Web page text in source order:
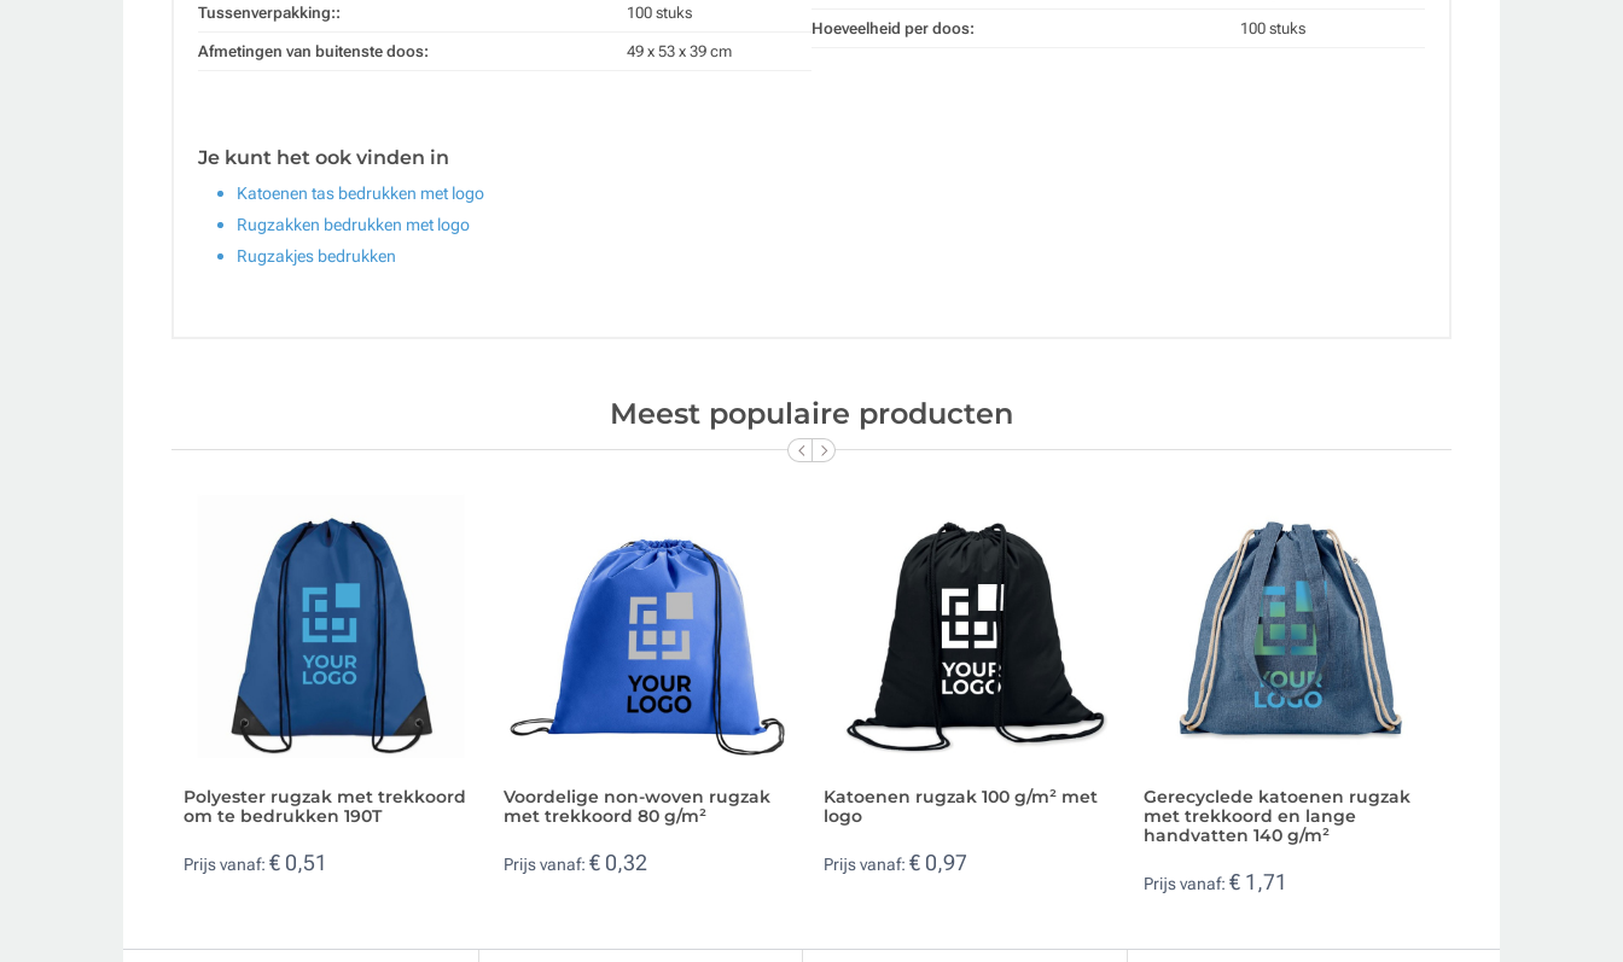
Tussenverpakking:: 100 stuks
Afmetingen van buitenste doos: 49 x 53 x 39 cm
Hoeveelheid per doos: 100 stuks
Je kunt het ook vinden in
Katoenen tas bedrukken met logo
Rugzakken bedrukken met logo
Rugzakjes bedrukken
Meest populaire producten
Polyester rugzak met trekkoord
om te bedrukken 190T
Prijs vanaf: € 0,51
Voordelige non-woven rugzak
met trekkoord 80 g/m²
Prijs vanaf: € 0,32
Katoenen rugzak 100 g/m² met
logo
Prijs vanaf: € 0,97
Gerecyclede katoenen rugzak
met trekkoord en lange
handvatten 140 g/m²
Prijs vanaf: € 1,71